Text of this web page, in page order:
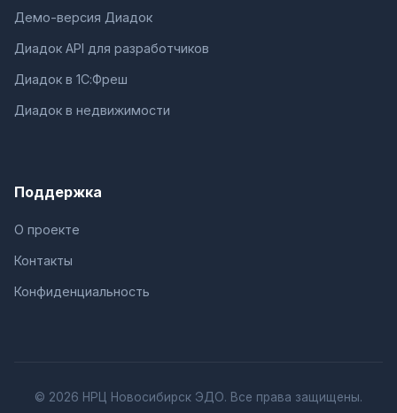
Демо-версия Диадок
Диадок API для разработчиков
Диадок в 1С:Фреш
Диадок в недвижимости
Поддержка
О проекте
Контакты
Конфиденциальность
© 2026 НРЦ Новосибирск ЭДО. Все права защищены.